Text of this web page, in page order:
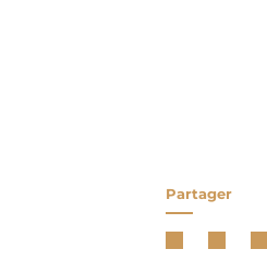
Partager